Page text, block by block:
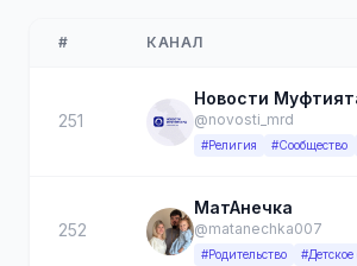
# КАНАЛ
251
Новости
@novosti_mrd
#Религия #Сообщество
252
МатАнечка
@matanechka007
#Родительство #Детское